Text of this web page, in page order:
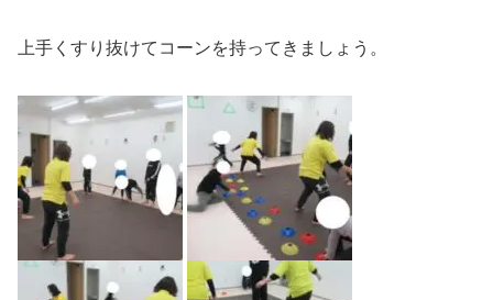
上手くすり抜けてコーンを持ってきましょう。